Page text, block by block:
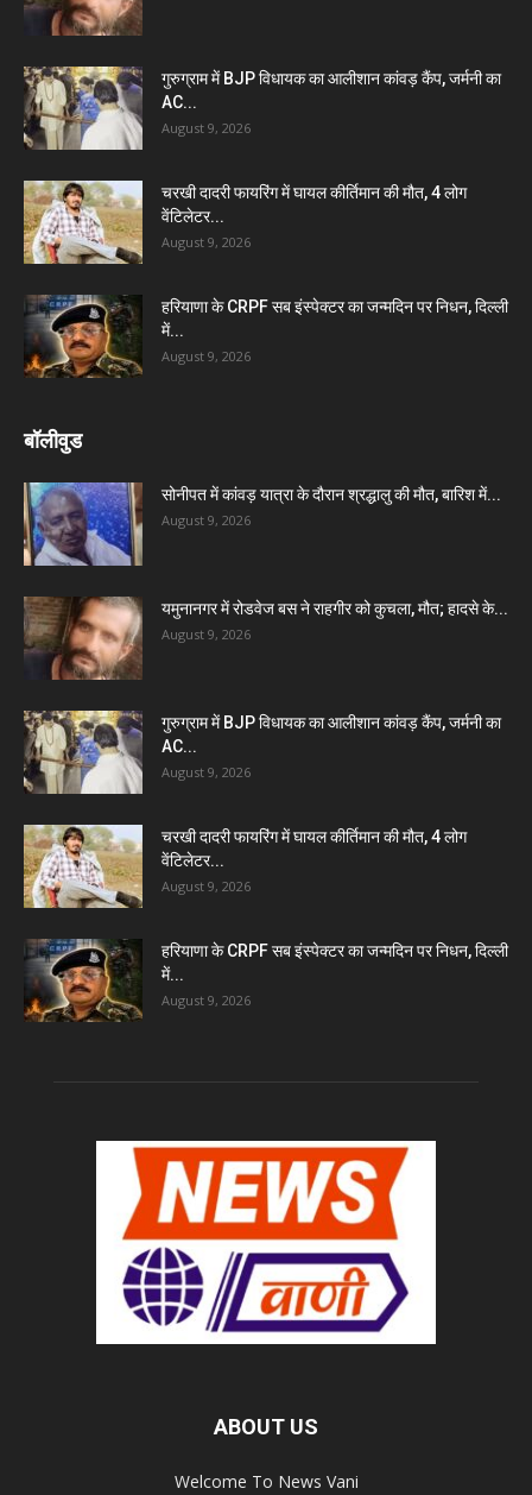
गुरुग्राम में BJP विधायक का आलीशान कांवड़ कैंप, जर्मनी का
AC...
August 9, 2026
चरखी दादरी फायरिंग में घायल कीर्तिमान की मौत, 4 लोग
वेंटिलेटर...
August 9, 2026
हरियाणा के CRPF सब इंस्पेक्टर का जन्मदिन पर निधन, दिल्ली
में...
August 9, 2026
बॉलीवुड
सोनीपत में कांवड़ यात्रा के दौरान श्रद्धालु की मौत, बारिश में...
August 9, 2026
यमुनानगर में रोडवेज बस ने राहगीर को कुचला, मौत; हादसे के...
August 9, 2026
गुरुग्राम में BJP विधायक का आलीशान कांवड़ कैंप, जर्मनी का
AC...
August 9, 2026
चरखी दादरी फायरिंग में घायल कीर्तिमान की मौत, 4 लोग
वेंटिलेटर...
August 9, 2026
हरियाणा के CRPF सब इंस्पेक्टर का जन्मदिन पर निधन, दिल्ली
में...
August 9, 2026
ABOUT US
Welcome To News Vani